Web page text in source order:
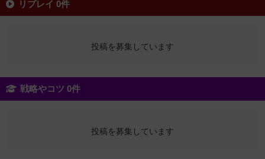
リプレイ 0件
投稿を募集しています
戦略やコツ 0件
投稿を募集しています